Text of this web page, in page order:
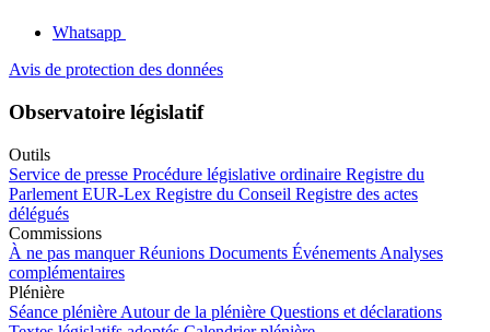
Whatsapp
Avis de protection des données
Observatoire législatif
Outils
Service de presse Procédure législative ordinaire Registre du
Parlement EUR-Lex Registre du Conseil Registre des actes
délégués
Commissions
À ne pas manquer Réunions Documents Événements Analyses
complémentaires
Plénière
Séance plénière Autour de la plénière Questions et déclarations